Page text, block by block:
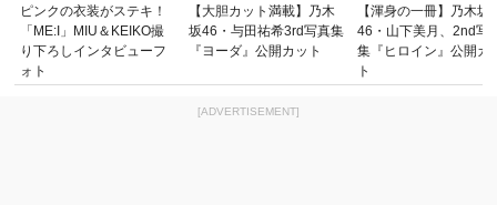
ピンクの衣装がステキ！
「ME:I」MIU＆KEIKO撮
り下ろしインタビューフ
ォト
【大胆カット満載】乃木
坂46・与田祐希3rd写真集
『ヨーダ』公開カット
【渾身の一冊】乃木坂
46・山下美月、2nd写
集『ヒロイン』公開カ
ト
[ADVERTISEMENT]